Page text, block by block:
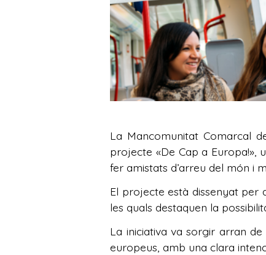
La Mancomunitat Comarcal
projecte «De Cap a Europa!»,
fer amistats d’arreu del món i
El projecte està dissenyat per
les quals destaquen la
La iniciativa va sorgir arran
europeus, amb una clara